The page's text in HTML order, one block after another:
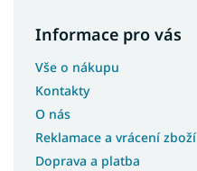
Informace pro vás
Vše o nákupu
Kontakty
O nás
Reklamace a vrácení zboží
Doprava a platba